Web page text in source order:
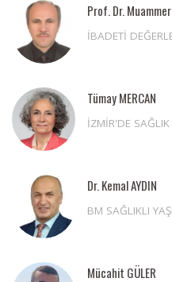
Prof. Dr. Muammer
İBADETİ
Tümay MERCAN
İZMİR'DE
Dr. Kemal AYDIN
BM SAĞLIKLI
Mücahit GÜLER